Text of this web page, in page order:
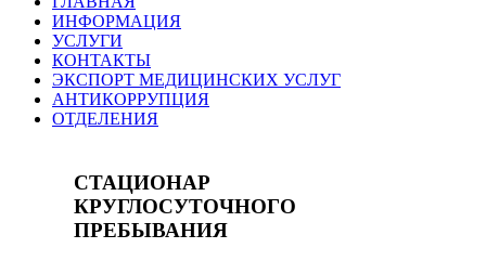
ИНФОРМАЦИЯ
УСЛУГИ
КОНТАКТЫ
ЭКСПОРТ МЕДИЦИНСКИХ УСЛУГ
АНТИКОРРУПЦИЯ
ОТДЕЛЕНИЯ
СТАЦИОНАР
КРУГЛОСУТОЧНОГО
ПРЕБЫВАНИЯ